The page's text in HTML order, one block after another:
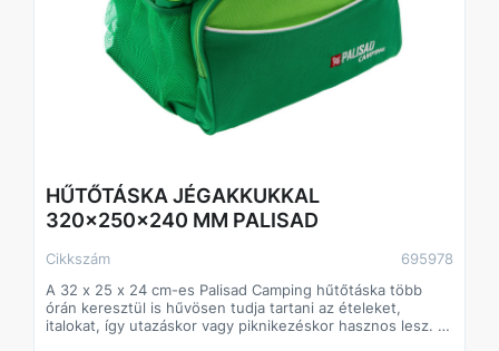
HŰTŐTÁSKA JÉGAKKUKKAL
320x250x240 MM PALISAD
Cikkszám
695978
A 32 x 25 x 24 cm-es Palisad Camping hűtőtáska több
órán keresztül is hűvösen tudja tartani az ételeket,
italokat, így utazáskor vagy piknikezéskor hasznos lesz. A